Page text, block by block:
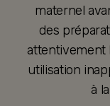
maternel
des
attentivement
utilisation
à